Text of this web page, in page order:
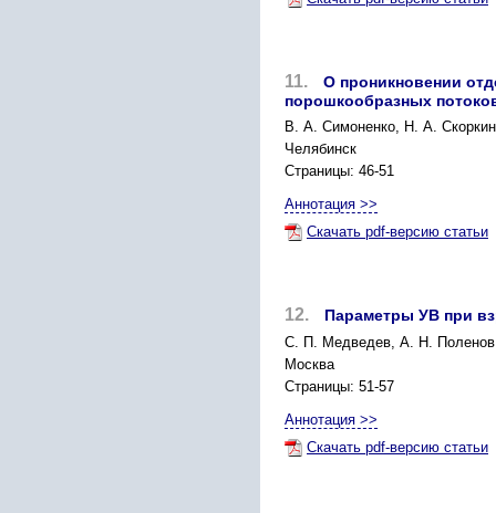
11.
О проникновении
порошкообразных
В. А. Симоненко, Н. А.
Челябинск
Страницы: 46-51
Аннотация >>
Скачать pdf-версию статьи
12. Параметры УВ при
С. П. Медведев, А. Н.
Москва
Страницы: 51-57
Аннотация >>
Скачать pdf-версию статьи